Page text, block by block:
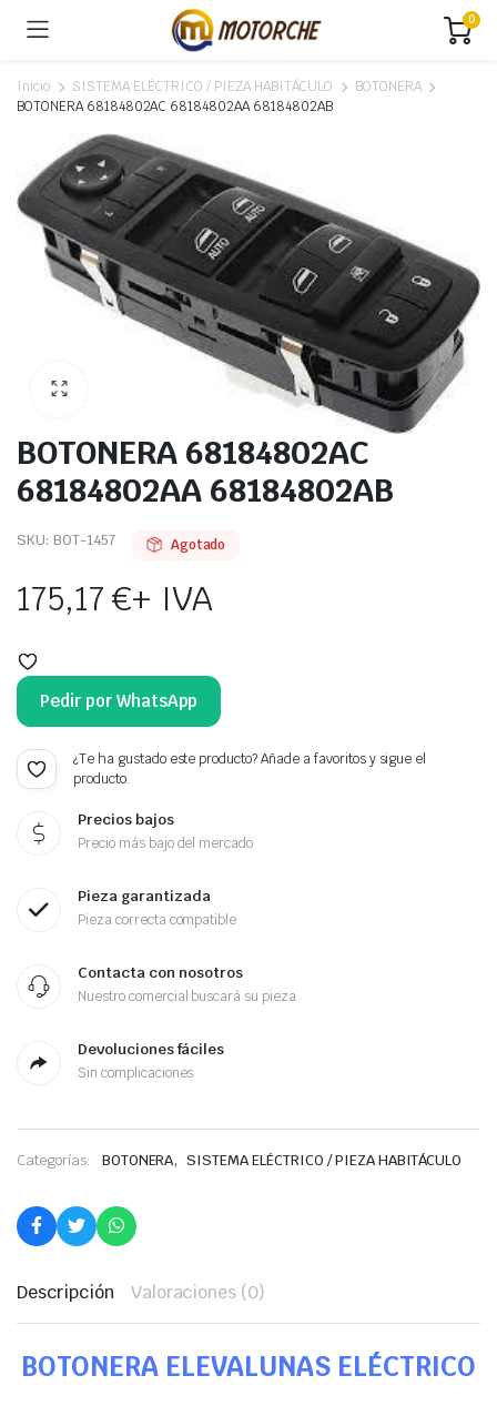
0
Inicio SISTEMA ELÉCTRICO / PIEZA HABITÁCULO
BOTONERA
BOTONERA 68184802AC 68184802AA 68184802AB
BOTONERA 68184802AC
68184802AA 68184802AB
SKU: BOT-1457 Agotado
175,17€+ IVA
Pedir por WhatsApp
¿Te ha gustado este producto? Añade a favoritos y sigue el
producto.
Precios bajos
Precio más bajo del mercado
Pieza garantizada
Pieza correcta compatible
Contacta con nosotros
Nuestro comercial buscará su pieza
Devoluciones fáciles
Sin complicaciones
Categorías: BOTONERA, SISTEMA ELÉCTRICO / PIEZA HABITÁCULO
Descripción Valoraciones (0)
BOTONERA ELEVALUNAS ELÉCTRICO